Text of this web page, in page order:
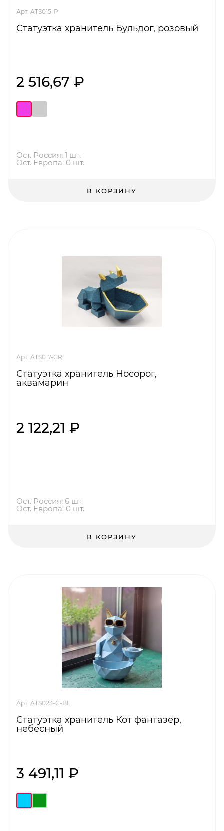
Арт. ATS015-P
Статуэтка хранитель Бульдог, розовый
2 516,67 ₽
Ост. Россия: 1 шт.
Ост. Европа: 0 шт.
В КОРЗИНУ
Арт. ATS017-GR
Статуэтка хранитель Носорог,
аквамарин
2 122,21 ₽
Ост. Россия: 6 шт.
Ост. Европа: 0 шт.
В КОРЗИНУ
Арт. ATS023-C-BL
Статуэтка хранитель Кот фантазер,
небесный
3 491,11 ₽